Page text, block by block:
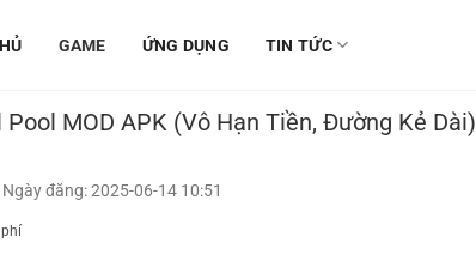
GAME ỨNG DỤNG TIN TỨC
MOD APK (Vô Hạn Tiền, Đường Kẻ Dài)
Ngày đăng: 2025-06-14 10:51
phí